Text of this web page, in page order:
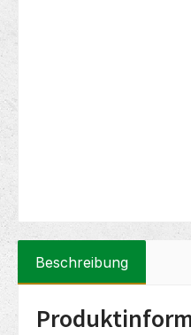
Beschreibung